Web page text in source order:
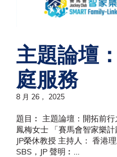
主題論壇
庭服務
8 月 26， 2025
題目︰ 主題論壇：開拓前
鳳梅女士 「賽馬會智家樂
JP榮休教授 主持人： 香港
SBS，JP 聲明︰...